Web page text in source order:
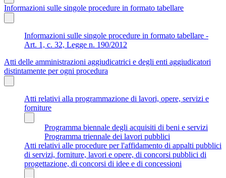
Informazioni sulle singole procedure in formato tabellare
Informazioni sulle singole procedure in formato tabellare -
Art. 1, c. 32, Legge n. 190/2012
Atti delle amministrazioni aggiudicatrici e degli enti aggiudicatori
distintamente per ogni procedura
Atti relativi alla programmazione di lavori, opere, servizi e
forniture
Programma biennale degli acquisiti di beni e servizi
Programma triennale dei lavori pubblici
Atti relativi alle procedure per l'affidamento di appalti pubblici
di servizi, forniture, lavori e opere, di concorsi pubblici di
progettazione, di concorsi di idee e di concessioni